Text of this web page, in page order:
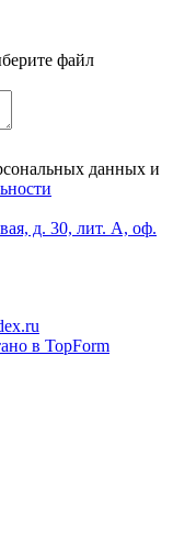
файл
данных и
д. 30, лит. А, оф.
в TopForm